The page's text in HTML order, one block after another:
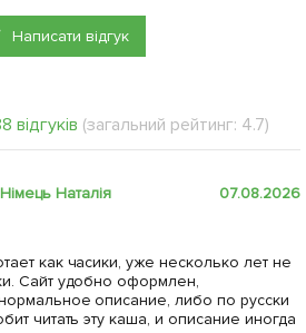
Написати відгук
відгуків (загальний рейтинг: 4.7)
Наталія 07.08.2026
как часики, уже несколько лет не
Сайт удобно оформлен,
описание, либо по русски
читать эту каша, и описание иногда